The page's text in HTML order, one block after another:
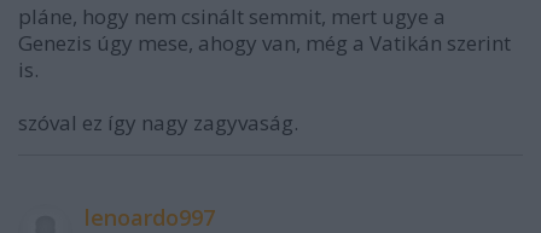
pláne, hogy nem csinált semmit, mert ugye a
Genezis úgy mese, ahogy van, még a Vatikán szerint
is.
szóval ez így nagy zagyvaság.
lenoardo997